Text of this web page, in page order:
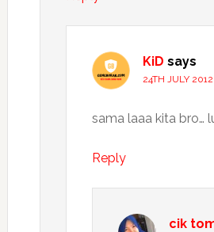
KiD says
24TH JULY
sama laaa kita bro…
Reply
cik